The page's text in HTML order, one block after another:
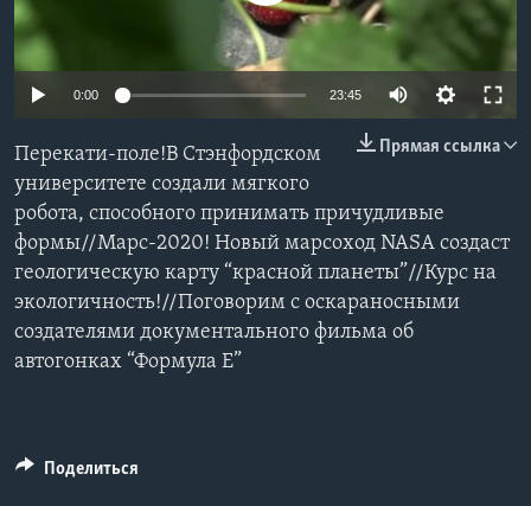
Learning English
СОЦИАЛЬНЫЕ СЕТИ
Языки
0:00 23:45
Прямая ссылка
Перекати-поле!В Стэнфордском
университете создали мягкого
робота, способного принимать причудливые
формы//Марс-2020! Новый марсоход NASA создаст
геологическую карту “красной планеты”//Курс на
экологичность!//Поговорим с оскараносными
создателями документального фильма об
автогонках “Формула Е”
Поделиться